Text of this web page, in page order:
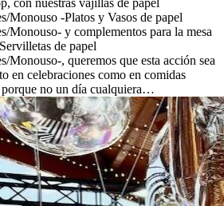
con nuestras vajillas de papel
Monouso -Platos y Vasos de papel
Monouso- y complementos para la mesa
de papel
Monouso-, queremos que esta acción sea
en celebraciones como en comidas
no un día cualquiera…